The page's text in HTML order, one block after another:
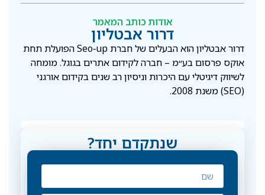
אודות כותב המאמר
דרור אבטליון
דרור אבטליון הוא הבעלים של חברת Seo‑up הפועלת תחת
אוקס פרסום בע״מ – חברה לקידום אתרים בגוגל. מומחה
לשיווק דיגיטלי עם היכרות וניסיון רב שנים בקידום אורגני
(SEO) משנת 2008.
שנתקדם יחד?